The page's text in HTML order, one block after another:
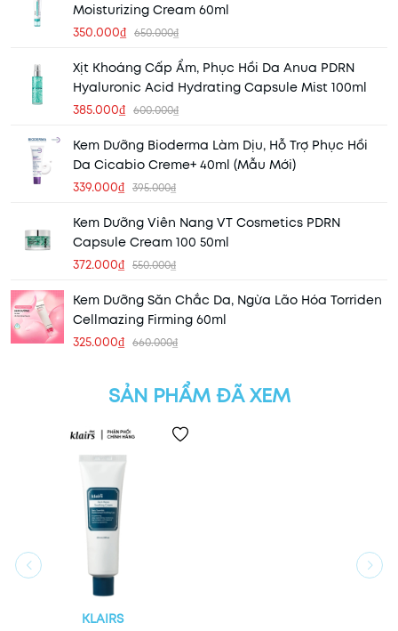
Moisturizing Cream 60ml
350.000₫ 650.000₫
Xịt Khoáng Cấp Ẩm, Phục Hồi Da Anua PDRN
Hyaluronic Acid Hydrating Capsule Mist 100ml
385.000₫ 600.000₫
Kem Dưỡng Bioderma Làm Dịu, Hỗ Trợ Phục Hồi
Da Cicabio Creme+ 40ml (Mẫu Mới)
339.000₫ 395.000₫
Kem Dưỡng Viên Nang VT Cosmetics PDRN
Capsule Cream 100 50ml
372.000₫ 550.000₫
Kem Dưỡng Săn Chắc Da, Ngừa Lão Hóa Torriden
Cellmazing Firming 60ml
325.000₫ 660.000₫
SẢN PHẨM ĐÃ XEM
KLAIRS